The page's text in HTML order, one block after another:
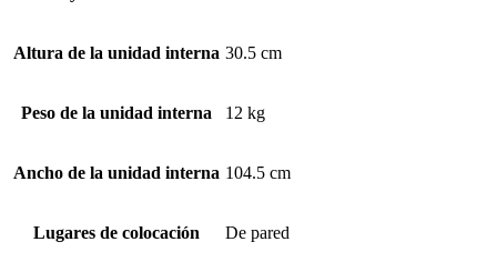
Altura de la unidad interna 30.5 cm
Peso de la unidad interna 12 kg
Ancho de la unidad interna 104.5 cm
Lugares de colocación De pared